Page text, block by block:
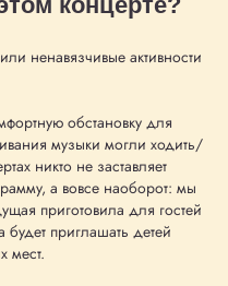
ненавязчивые активности
обстановку для
музыки могли ходить/
никто не заставляет
а вовсе наоборот: мы
приготовила для гостей
приглашать детей
мест.